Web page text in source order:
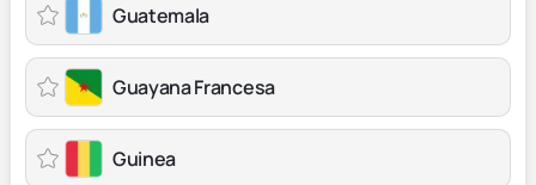
Guatemala
Guayana Francesa
Guinea